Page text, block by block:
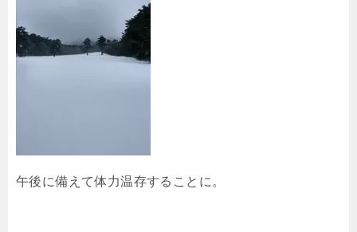
午後に備えて体力温存することに。